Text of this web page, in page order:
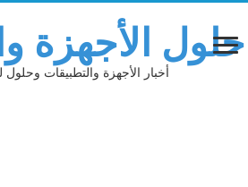
حلول الأجهزة
أخبار الأجهزة والتطبيقات وحلول